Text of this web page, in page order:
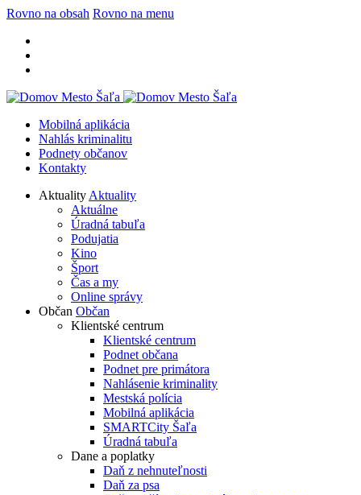
Rovno na obsah Rovno na menu
Mobilná aplikácia
Nahlás kriminalitu
Podnety občanov
Kontakty
Aktuality Aktuality
Aktuálne
Úradná tabuľa
Podujatia
Kino
Šport
Čas a my
Online správy
Občan Občan
Klientské centrum
Klientské centrum
Podnet občana
Podnet pre primátora
Nahlásenie kriminality
Mestská polícia
Mobilná aplikácia
SMARTCity Šaľa
Úradná tabuľa
Dane a poplatky
Daň z nehnuteľnosti
Daň za psa